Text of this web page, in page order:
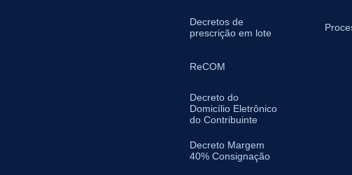
Decretos de
prescrição em lote
ReCOM
Decreto do
Domicílio Eletrônico
do Contribuinte
Decreto Margem
40% Consignação